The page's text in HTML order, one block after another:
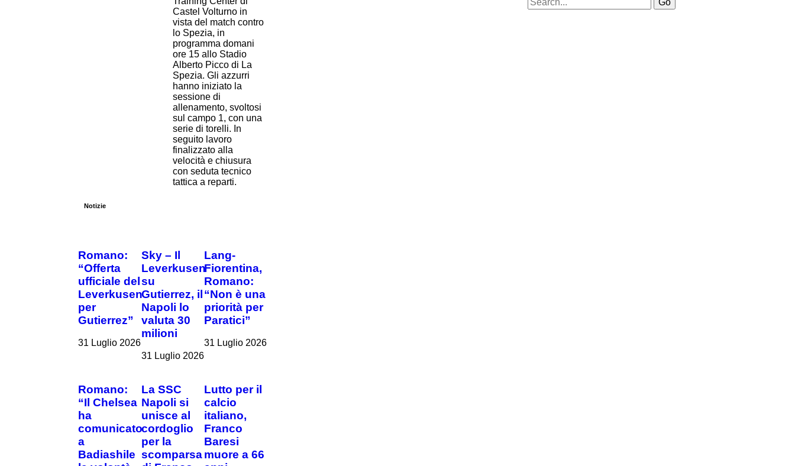
Castel Volturno in
vista del match contro
lo Spezia, in
programma domani
ore 15 allo Stadio
Alberto Picco di La
Spezia. Gli azzurri
hanno iniziato la
sessione di
allenamento, svoltosi
sul campo 1, con una
serie di torelli. In
seguito lavoro
finalizzato alla
velocità e chiusura
con seduta tecnico
tattica a reparti.
Notizie
Romano:
“Offerta
ufficiale del
Leverkusen
per
Gutierrez”
31 Luglio 2026
Sky – Il
Leverkusen
su
Gutierrez, il
Napoli lo
valuta 30
milioni
31 Luglio 2026
Lang-
Fiorentina,
Romano:
“Non è una
priorità per
Paratici”
31 Luglio 2026
Romano:
“Il Chelsea
ha
comunicato
a
Badiashile
La SSC
Napoli si
unisce al
cordoglio
per la
scomparsa
Lutto per il
calcio
italiano,
Franco
Baresi
muore a 66